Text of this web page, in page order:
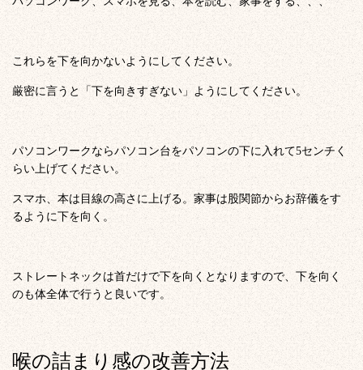
これらを下を向かないようにしてください。
厳密に言うと「下を向きすぎない」ようにしてください。
パソコンワークならパソコン台をパソコンの下に入れて5センチく
らい上げてください。
スマホ、本は目線の高さに上げる。家事は股関節からお辞儀をす
るように下を向く。
ストレートネックは首だけで下を向くとなりますので、下を向く
のも体全体で行うと良いです。
喉の詰まり感の改善方法